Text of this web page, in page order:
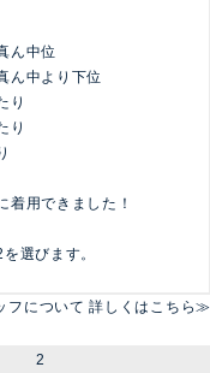
ん中位
ん中より下位
り
り
着用できました！
選びます。
フについて 詳しくはこちら≫
2